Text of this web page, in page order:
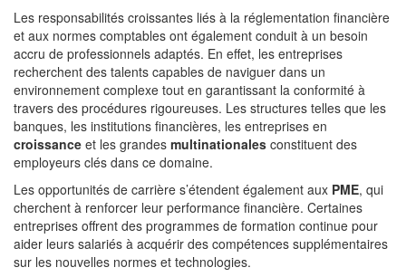
Les responsabilités croissantes liés à la réglementation financière
et aux normes comptables ont également conduit à un besoin
accru de professionnels adaptés. En effet, les entreprises
recherchent des talents capables de naviguer dans un
environnement complexe tout en garantissant la conformité à
travers des procédures rigoureuses. Les structures telles que les
banques, les institutions financières, les entreprises en
croissance et les grandes multinationales constituent des
employeurs clés dans ce domaine.
Les opportunités de carrière s’étendent également aux PME, qui
cherchent à renforcer leur performance financière. Certaines
entreprises offrent des programmes de formation continue pour
aider leurs salariés à acquérir des compétences supplémentaires
sur les nouvelles normes et technologies.